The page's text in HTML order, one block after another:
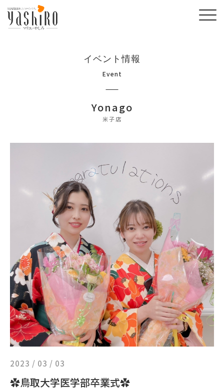
イベント情報
Event
Yonago
米子店
2023 / 03 / 03
✿鳥取大学医学部卒業式✿